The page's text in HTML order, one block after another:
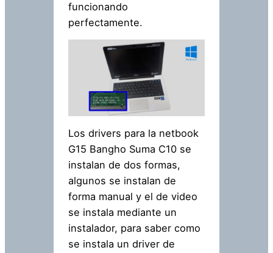
funcionando
perfectamente.
Los drivers para la netbook
G15 Bangho Suma C10 se
instalan de dos formas,
algunos se instalan de
forma manual y el de video
se instala mediante un
instalador, para saber como
se instala un driver de